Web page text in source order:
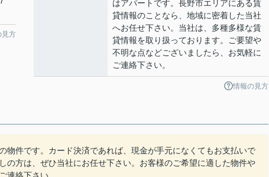
見方
はアパートです。長野市エリアにある賃
貸情報のことなら、地域に密着した当社
へお任せ下さい。当社は、多種多様な賃
貸情報を取り扱っております。ご要望や
不明な点などございましたら、お気軽に
ご連絡下さい。
情報の見方
物件です。カード決済であれば、現金が手元になくてもお支払いで
の方は、ぜひ当社にお任せ下さい。お客様のご希望に適した物件や